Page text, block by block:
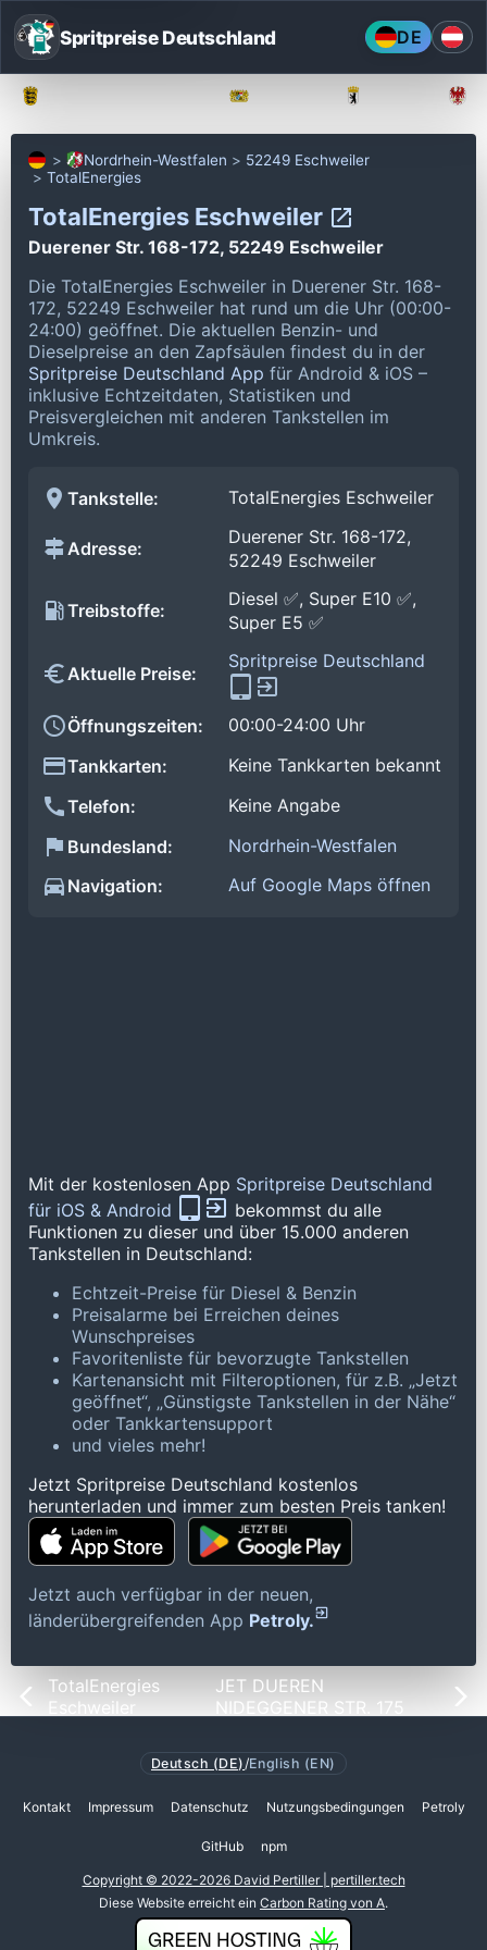
Spritpreise Deutschland DE
Nordrhein-Westfalen
52249 Eschweiler
TotalEnergies
TotalEnergies Eschweiler
Duerener Str. 168-172, 52249 Eschweiler
Die TotalEnergies Eschweiler in Duerener Str. 168-
172, 52249 Eschweiler hat rund um die Uhr (00:00-
24:00) geöffnet. Die aktuellen Benzin- und
Dieselpreise an den Zapfsäulen findest du in der
Spritpreise Deutschland App für Android & iOS –
inklusive Echtzeitdaten, Statistiken und
Preisvergleichen mit anderen Tankstellen im
Umkreis.
Tankstelle: TotalEnergies Eschweiler
Adresse:
Duerener Str. 168-172,
52249 Eschweiler
Treibstoffe:
Diesel ✅, Super E10 ✅,
Super E5 ✅
Aktuelle Preise:
Spritpreise Deutschland
Öffnungszeiten:
00:00-24:00 Uhr
Tankkarten:
Keine Tankkarten bekannt
Telefon:
Keine Angabe
Bundesland:
Nordrhein-Westfalen
Navigation:
Auf Google Maps öffnen
Mit der kostenlosen App Spritpreise Deutschland
für iOS & Android
bekommst du alle
Funktionen zu dieser und über 15.000 anderen
Tankstellen in Deutschland:
Echtzeit-Preise für Diesel & Benzin
Preisalarme bei Erreichen deines
Wunschpreises
Favoritenliste für bevorzugte Tankstellen
Kartenansicht mit Filteroptionen, für z.B. „Jetzt
geöffnet“, „Günstigste Tankstellen in der Nähe“
oder Tankkartensupport
und vieles mehr!
Jetzt Spritpreise Deutschland kostenlos
herunterladen und immer zum besten Preis tanken!
Jetzt auch verfügbar in der neuen,
länderübergreifenden App Petroly.
TotalEnergies
Eschweiler
JET DUEREN
NIDEGGENER STR. 175
Deutsch (DE) /English (EN)
Kontakt Impressum Datenschutz Nutzungsbedingungen Petroly
GitHub npm
Copyright © 2022-2026 David Pertiller | pertiller.tech
Diese Website erreicht ein Carbon Rating von A.